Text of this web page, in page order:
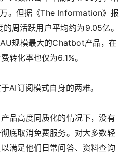
。但据《The Information》报
周活跃用户平均约为9.05亿。
规模最大的Chatbot产品，在
转化率也仅为6.1%。
AI订阅模式自身的两难。
品高度同质化的情况下，没有
底取消免费服务。对大多数轻
满足他们日常问答、资料查询